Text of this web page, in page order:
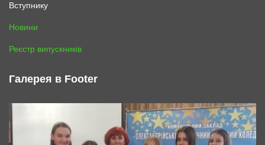
Вступнику
Новини
Реєстр випускників
Галерея в Footer